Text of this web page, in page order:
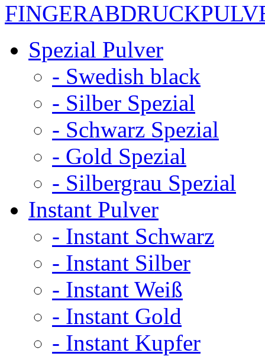
Spezial Pulver
- Swedish black
- Silber Spezial
- Schwarz Spezial
- Gold Spezial
- Silbergrau Spezial
Instant Pulver
- Instant Schwarz
- Instant Silber
- Instant Weiß
- Instant Gold
- Instant Kupfer